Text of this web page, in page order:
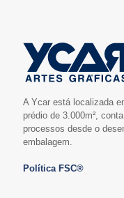
A Ycar está localizada
prédio de 3.000m²,
processos desde o
embalagem.
Política FSC®